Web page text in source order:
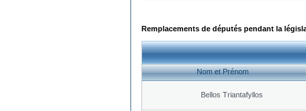
Remplacements de députés pendant la
Nom et Prénom
Bellos Triantafyllos